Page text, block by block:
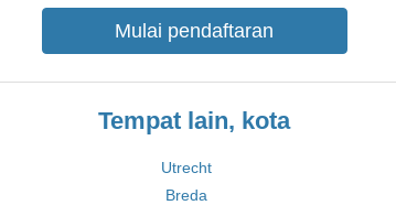
Mulai pendaftaran
Tempat lain, kota
Utrecht
Breda